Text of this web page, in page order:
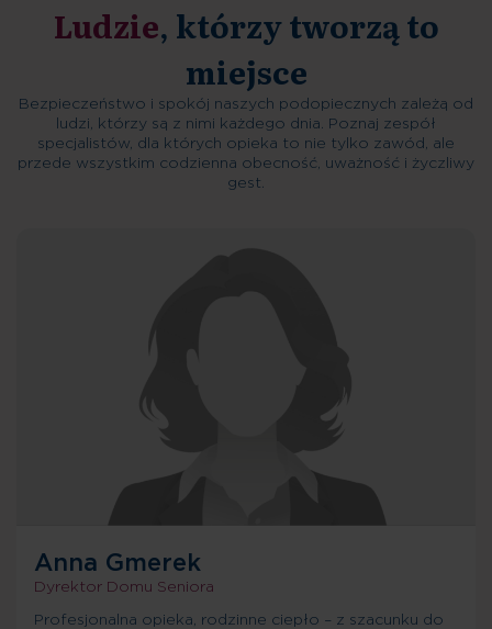
Ludzie, którzy tworzą to
miejsce
Bezpieczeństwo i spokój naszych podopiecznych zależą od
ludzi, którzy są z nimi każdego dnia. Poznaj zespół
specjalistów, dla których opieka to nie tylko zawód, ale
przede wszystkim codzienna obecność, uważność i życzliwy
gest.
Anna Gmerek
Dyrektor Domu Seniora
Profesjonalna opieka, rodzinne ciepło – z szacunku do